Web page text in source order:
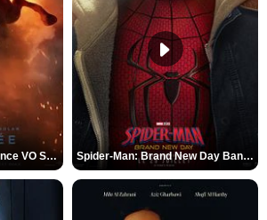
L'Odyssée Bande-annonce VO STFR Spider-Man: Brand New Day Bande-annonce VO STFR